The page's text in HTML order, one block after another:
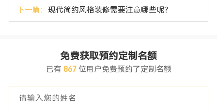
下一篇：现代简约风格装修需要注意哪些呢？
免费获取预约定制名额
已有 867位用户免费预约了定制名额